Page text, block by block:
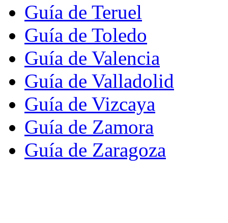
Guía de Teruel
Guía de Toledo
Guía de Valencia
Guía de Valladolid
Guía de Vizcaya
Guía de Zamora
Guía de Zaragoza